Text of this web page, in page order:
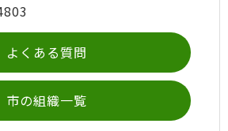
よくある質問
市の組織一覧